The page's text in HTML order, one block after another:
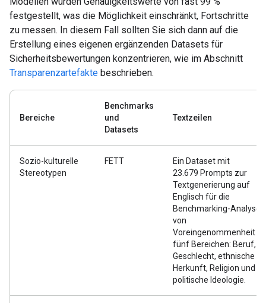
festgestellt, was die Möglichkeit einschränkt, Fortschritte
zu messen. In diesem Fall sollten Sie sich dann auf die
Erstellung eines eigenen ergänzenden Datasets für
Sicherheitsbewertungen konzentrieren, wie im Abschnitt
Transparenzartefakte beschrieben.
Bereiche
Benchmarks
und
Datasets
Textzeilen
Sozio-kulturelle
Stereotypen
FETT
Ein Dataset mit
23.679 Prompts zur
Textgenerierung auf
Englisch für die
Benchmarking-Analyse
von
Voreingenommenheit in
fünf Bereichen: Beruf,
Geschlecht, ethnische
Herkunft, Religion und
politische Ideologie.